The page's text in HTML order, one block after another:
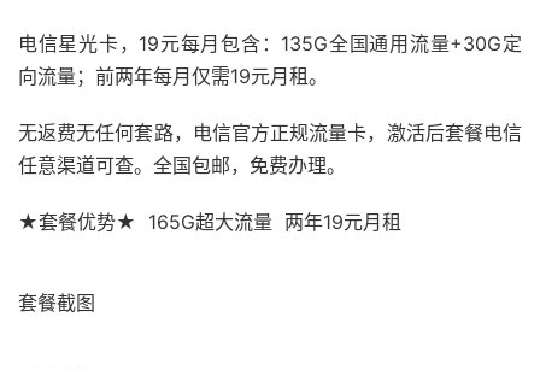
电信星光卡，19元每月包含：135G全国通用流量+30G定
向流量；前两年每月仅需19元月租。
无返费无任何套路，电信官方正规流量卡，激活后套餐电信
任意渠道可查。全国包邮，免费办理。
★套餐优势★ 165G超大流量 两年19元月租
套餐截图